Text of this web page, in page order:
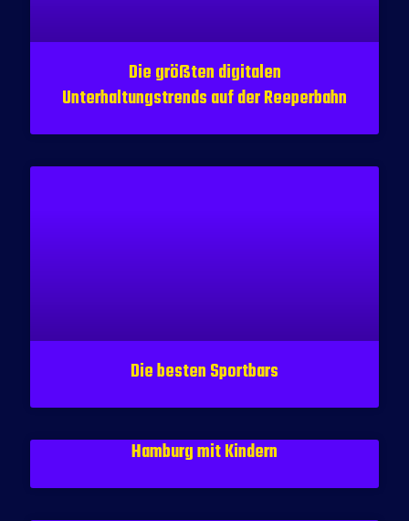
Die größten digitalen
Unterhaltungstrends auf der Reeperbahn
Die besten Sportbars
Hamburg mit Kindern